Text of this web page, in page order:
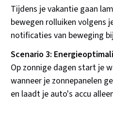
Tijdens je vakantie gaan
bewegen rolluiken volgens
notificaties van beweging
Scenario 3:
Op zonnige dagen start je
wanneer je zonnepanelen
en laadt je auto's accu